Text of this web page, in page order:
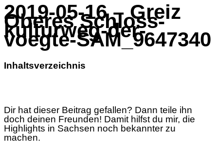
2019-05-16 – Greiz
Oberes Schloss-
kulturweg-der-
voegte-SAM_9647340
Inhaltsverzeichnis
Dir hat dieser Beitrag gefallen? Dann teile ihn
doch deinen Freunden! Damit hilfst du mir, die
Highlights in Sachsen noch bekannter zu
machen.